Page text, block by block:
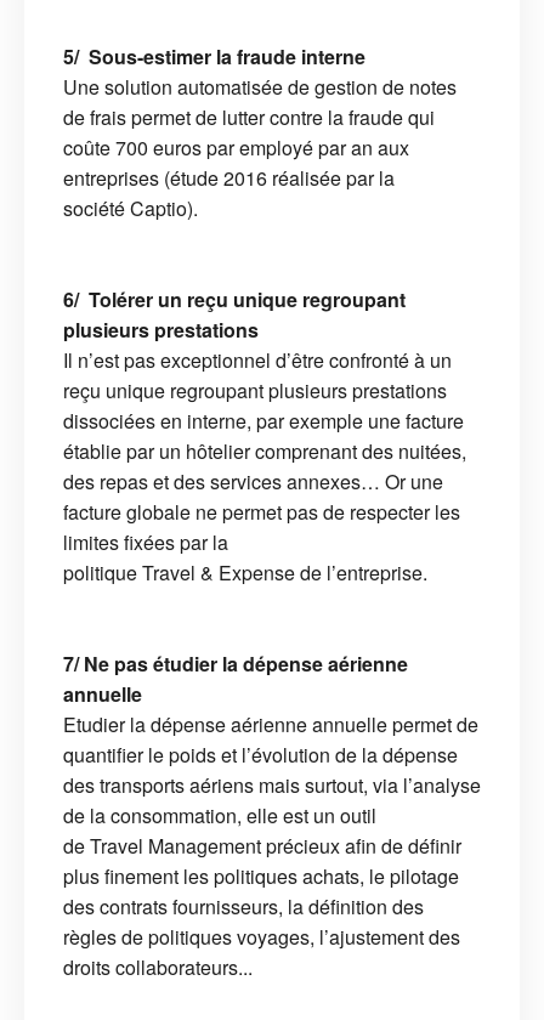
5/ Sous-estimer la fraude interne
Une solution automatisée de gestion de notes
de frais permet de lutter contre la fraude qui
coûte 700 euros par employé par an aux
entreprises (étude 2016 réalisée par la
société Captio).
6/ Tolérer un reçu unique regroupant
plusieurs prestations
Il n’est pas exceptionnel d’être confronté à un
reçu unique regroupant plusieurs prestations
dissociées en interne, par exemple une facture
établie par un hôtelier comprenant des nuitées,
des repas et des services annexes… Or une
facture globale ne permet pas de respecter les
limites fixées par la
politique Travel & Expense de l’entreprise.
7/ Ne pas étudier la dépense aérienne
annuelle
Etudier la dépense aérienne annuelle permet de
quantifier le poids et l’évolution de la dépense
des transports aériens mais surtout, via l’analyse
de la consommation, elle est un outil
de Travel Management précieux afin de définir
plus finement les politiques achats, le pilotage
des contrats fournisseurs, la définition des
règles de politiques voyages, l’ajustement des
droits collaborateurs...